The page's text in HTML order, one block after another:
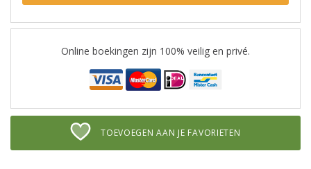
Online boekingen zijn 100% veilig en privé.
TOEVOEGEN AAN JE FAVORIETEN